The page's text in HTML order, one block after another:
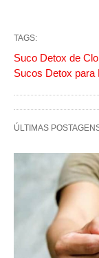
TAGS:
Suco Detox de
Sucos Detox para
ÚLTIMAS